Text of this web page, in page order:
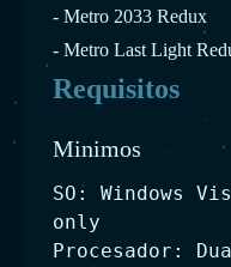
- Metro 2033 Redux
- Metro Last Light
Requisitos
Minimos
SO: Windows
only
Procesador: